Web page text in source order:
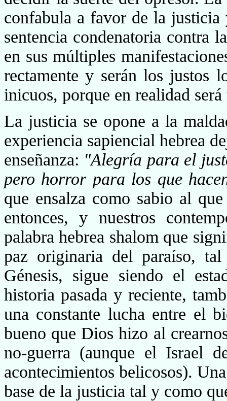
confabula a favor de la
sentencia condenatoria contra
en sus múltiples
rectamente y serán los justos
inicuos, porque en realidad
La justicia se opone a la
experiencia sapien­cial hebrea
enseñanza: "Alegría para el
pero horror para los que
que ensalza como sabio al
entonces, y nuestros
palabra hebrea shalom que
paz originaria del paraíso,
Génesis, sigue siendo el
historia pasada y reciente,
una cons­tante lucha entre el
bueno que Dios hizo al
no-guerra (aunque el Israel
acontecimientos belicosos).
base de la justicia tal y como